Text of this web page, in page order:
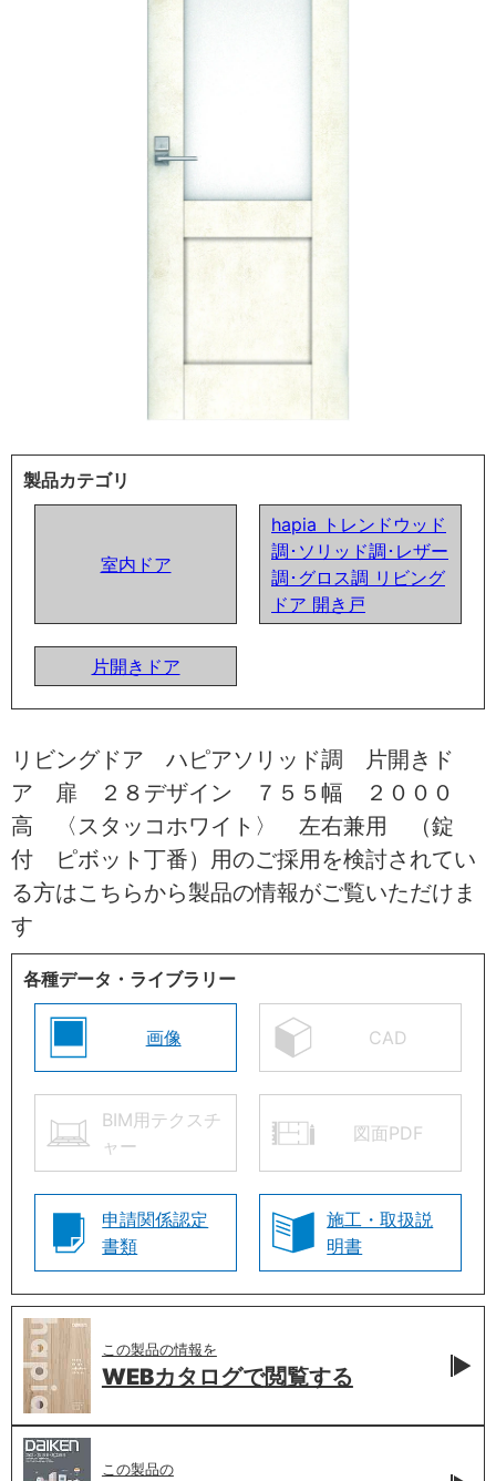
製品カテゴリ
室内ドア
hapia トレンドウッド
調･ソリッド調･レザー
調･グロス調 リビング
ドア 開き戸
片開きドア
リビングドア ハピアソリッド調 片開きド
ア 扉 ２８デザイン ７５５幅 ２０００
高 〈スタッコホワイト〉 左右兼用 （錠
付 ピボット丁番）用のご採用を検討されてい
る方はこちらから製品の情報がご覧いただけま
す
各種データ・ライブラリー
画像 CAD
BIM用テクスチ
ャー
図面PDF
申請関係認定
書類
施工・取扱説
明書
この製品の情報を
WEBカタログで閲覧する
この製品の